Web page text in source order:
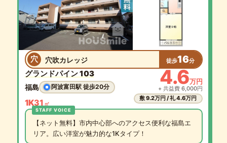
穴 穴吹カレッジ 徒歩16分
グランドパイン 103
福島 阿波富田駅 徒歩20分
1K31 ㎡
4.6万円
+ 共益費 6,000円
敷 9.2万円 / 礼 4.6万円
【ネット無料】市内中心部へのアクセス便利な福島エ
リア。広い洋室が魅力的な1Kタイプ！